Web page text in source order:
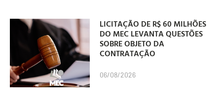
LICITAÇÃO DE R$ 60 MILHÕES
DO MEC LEVANTA QUESTÕES
SOBRE OBJETO DA
CONTRATAÇÃO
06/08/2026